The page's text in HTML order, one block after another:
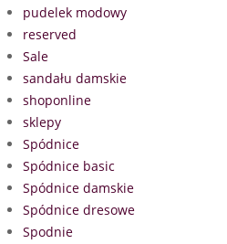
pudelek modowy
reserved
Sale
sandału damskie
shoponline
sklepy
Spódnice
Spódnice basic
Spódnice damskie
Spódnice dresowe
Spodnie